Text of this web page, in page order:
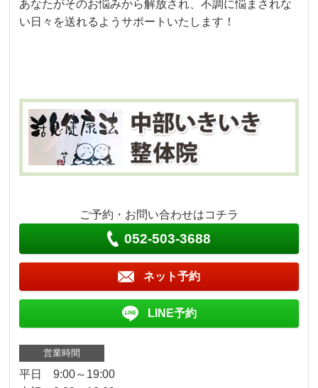
あなたがそのお悩みから解放され、不調に悩まされな
い日々を送れるようサポートいたします！
ご予約・お問い合わせはコチラ
052-503-3688
ネット予約
LINE予約
営業時間
平日 9:00～19:00